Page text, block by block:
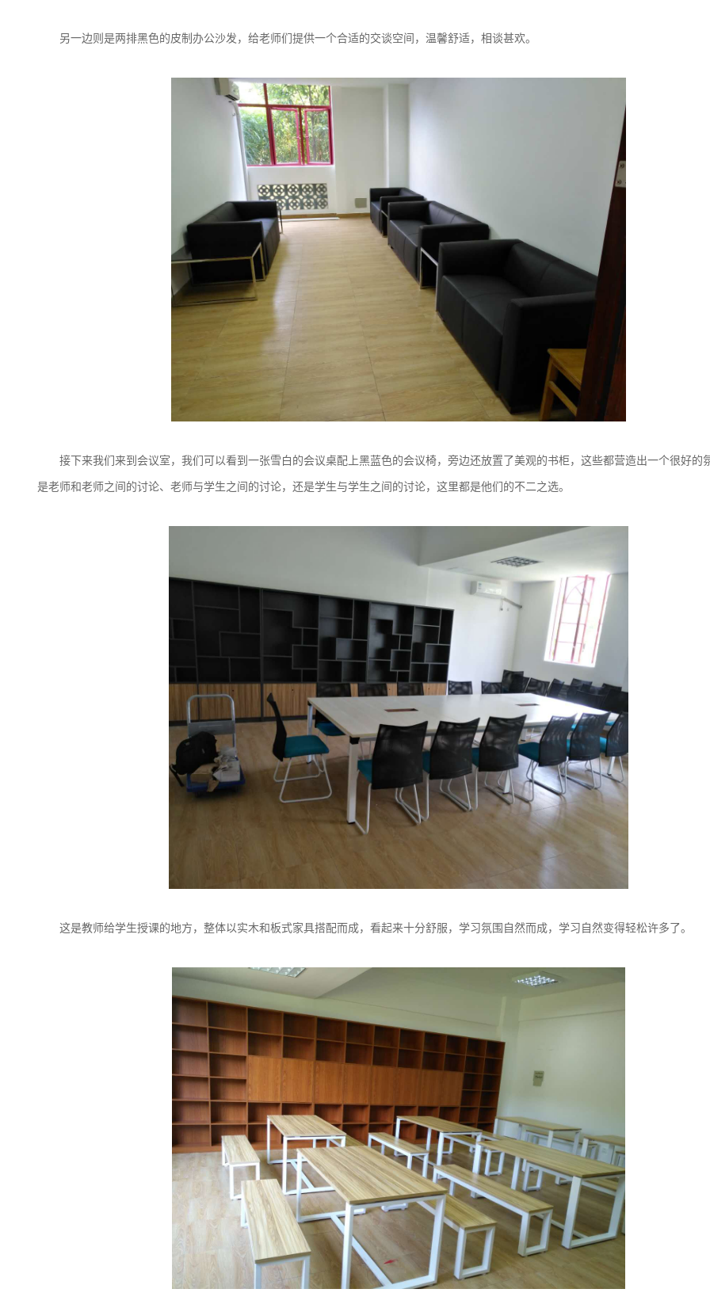
另一边则是两排黑色的皮制办公沙发，给老师们提供一个合适的交谈空间，温馨舒适，相谈甚欢。
接下来我们来到会议室，我们可以看到一张雪白的会议桌配上黑蓝色的会议椅，旁边还放置了美观的书柜，这些都营造出一个很好的
是老师和老师之间的讨论、老师与学生之间的讨论，还是学生与学生之间的讨论，这里都是他们的不二之选。
这是教师给学生授课的地方，整体以实木和板式家具搭配而成，看起来十分舒服，学习氛围自然而成，学习自然变得轻松许多了。